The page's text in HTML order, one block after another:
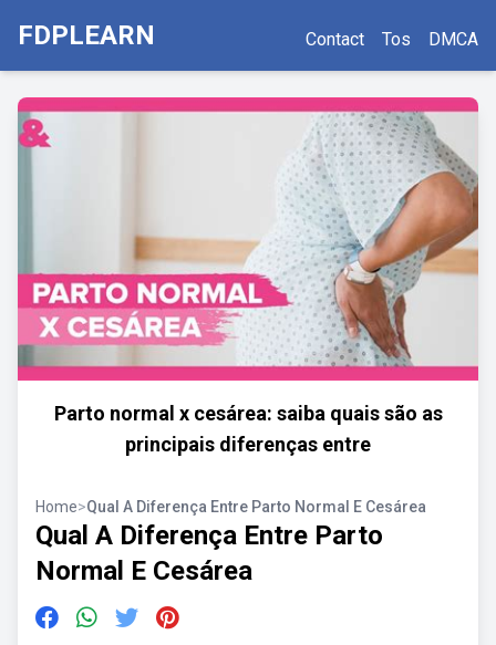
FDPLEARN Contact Tos DMCA
Parto normal x cesárea: saiba quais são as
principais diferenças entre
Home>Qual A Diferença Entre Parto Normal E Cesárea
Qual A Diferença Entre Parto
Normal E Cesárea